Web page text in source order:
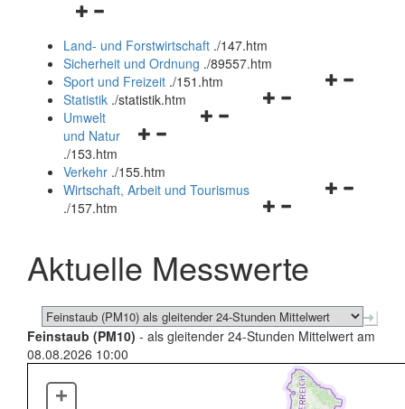
Navigationsmenü
und
schließen
Land- und Forstwirtschaft ./147.htm
Sicherheit und Ordnung ./89557.htm
Navigationsmenü
Sport und Freizeit ./151.htm
Navigationsmenü
Statistik ./statistik.htm
Navigationsmenü
und
schließen
Umwelt
und Natur
./153.htm
Verkehr ./155.htm
Navigationsmenü
schließen
Wirtschaft, Arbeit und Tourismus
./157.htm
Aktuelle Messwerte
Feinstaub (PM10) - als gleitender 24-Stunden Mittelwert am
08.08.2026 10:00
+